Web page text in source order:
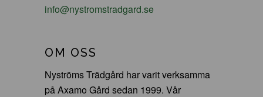
info@nystromstradgard.se
OM OSS
Nyströms Trädgård har varit verksamma
på Axamo Gård sedan 1999. Vår